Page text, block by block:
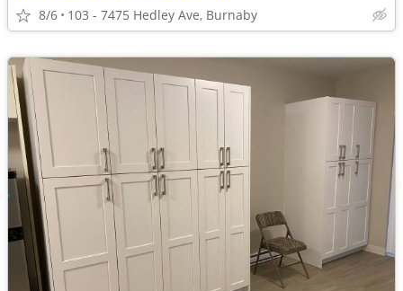
8/6 103 - 7475 Hedley Ave, Burnaby